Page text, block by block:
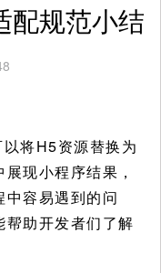
配规范小结
将H5资源替换为
现小程序结果，
容易遇到的问
助开发者们了解